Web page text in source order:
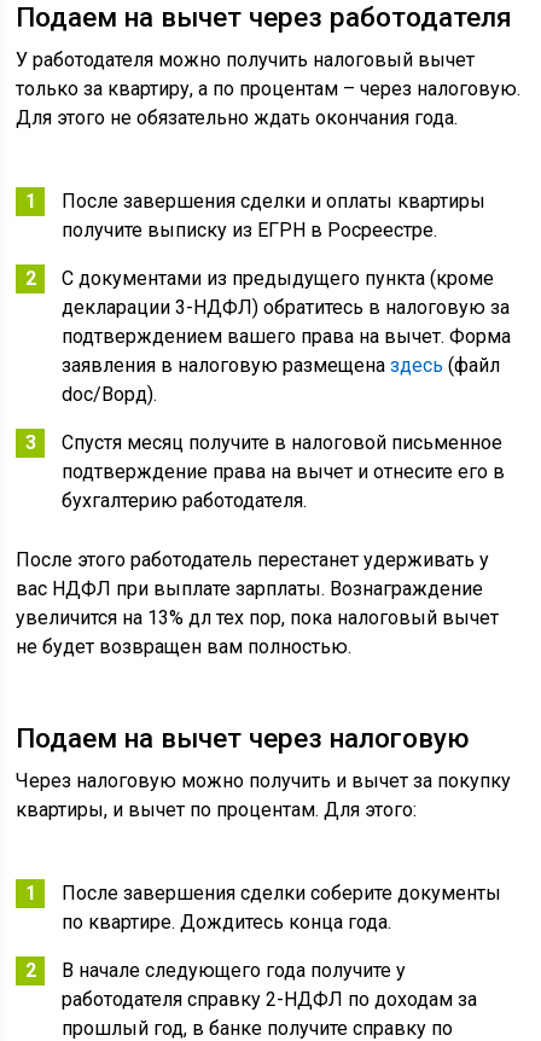
Подаем на вычет через работодателя
У работодателя можно получить налоговый вычет
только за квартиру, а по процентам – через налоговую.
Для этого не обязательно ждать окончания года.
После завершения сделки и оплаты квартиры
получите выписку из ЕГРН в Росреестре.
С документами из предыдущего пункта (кроме
декларации 3-НДФЛ) обратитесь в налоговую за
подтверждением вашего права на вычет. Форма
заявления в налоговую размещеназдесь (файл
doc/Ворд).
Спустя месяц получите в налоговой письменное
подтверждение права на вычет и отнесите его в
бухгалтерию работодателя.
После этого работодатель перестанет удерживать у
вас НДФЛ при выплате зарплаты. Вознаграждение
увеличится на 13% дл тех пор, пока налоговый вычет
не будет возвращен вам полностью.
Подаем на вычет через налоговую
Через налоговую можно получить и вычет за покупку
квартиры, и вычет по процентам. Для этого:
После завершения сделки соберите документы
по квартире. Дождитесь конца года.
В начале следующего года получите у
работодателя справку 2-НДФЛ по доходам за
прошлый год, в банке получите справку по